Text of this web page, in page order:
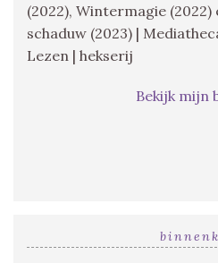
(2022), Wintermagie (2022)
schaduw (2023) |
Lezen | hekserij
Bekijk mijn